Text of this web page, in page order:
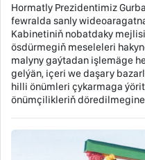
Hormatly Prezidentimiz
fewralda sanly
Kabinetiniň nobatdaky
ösdürmegiň meseleleri
malyny gaýtadan işlemäge
gelýän, içeri we daşary
hilli önümleri çykarmaga
önümçilikleriň